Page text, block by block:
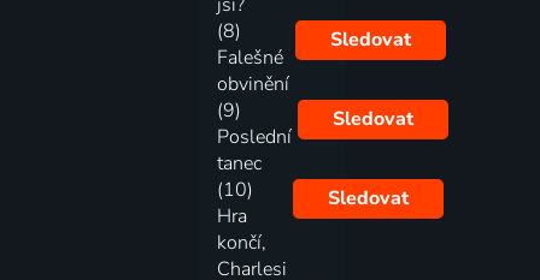
(8)
Falešné
obvinění
Sledovat
(9)
Poslední
tanec
Sledovat
(10)
Hra
končí,
Charlesi
Sledovat